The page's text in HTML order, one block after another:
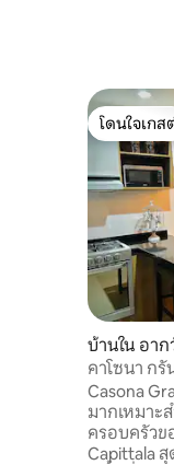
โดนใจเกส
โดนใจเกส
บ้านใน อาก
คาโซนา ก
Casona
มากเหมาะ
ครอบครัว
Capittala สุดพิเศษ • หากเ